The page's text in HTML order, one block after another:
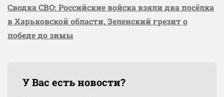
Сводка СВО: Российские войска взяли два посёлка
в Харьковской области, Зеленский грезит о
победе до зимы
У Вас есть новости?